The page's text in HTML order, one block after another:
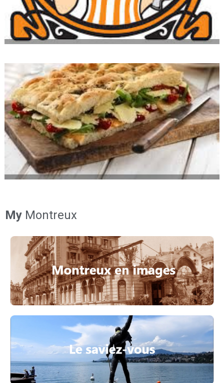
My Montreux